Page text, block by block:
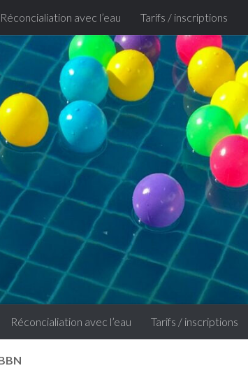
Réconcialiation avec l’eau Tarifs / inscriptions
Réconcialiation avec l’eau Tarifs / inscriptions